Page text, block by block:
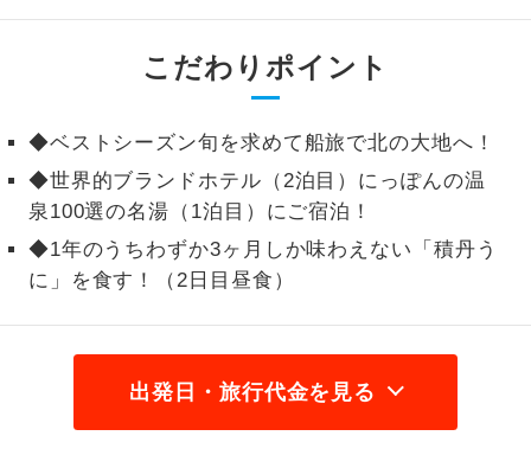
こだわりポイント
◆ベストシーズン旬を求めて船旅で北の大地へ！
◆世界的ブランドホテル（2泊目）にっぽんの温
泉100選の名湯（1泊目）にご宿泊！
◆1年のうちわずか3ヶ月しか味わえない「積丹う
に」を食す！（2日目昼食）
出発日・旅行代金を見る
1名様催行
1名様から出発可能な個人型プランで
2名様催行
2名様から出発可能な個人型プランで
おひとり様参
加限定
おひとり様限定でご参加いただけるコー
スです。
金
コースです。
ご夫婦限定
ご夫婦限定でご参加いただけるコースで
す。